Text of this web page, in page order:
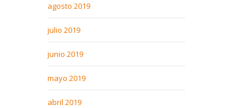
agosto 2019
julio 2019
junio 2019
mayo 2019
abril 2019